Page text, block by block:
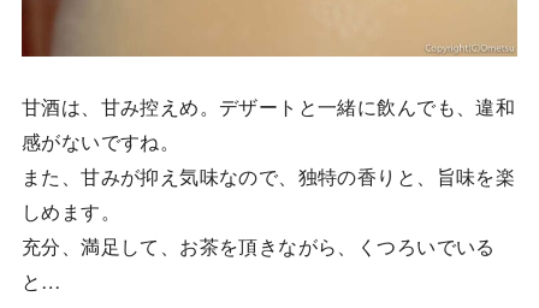
甘酒は、甘み控えめ。デザートと一緒に飲んでも、違和
感がないですね。
また、甘みが抑え気味なので、独特の香りと、旨味を楽
しめます。
充分、満足して、お茶を頂きながら、くつろいでいる
と…